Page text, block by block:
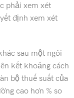
phải xem xét
định xem xét
sau một ngôi
kết khoảng cách
bộ thuế suất của
cao hơn % so